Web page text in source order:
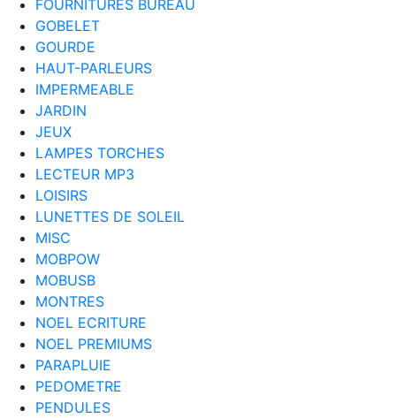
FOURNITURES BUREAU
GOBELET
GOURDE
HAUT-PARLEURS
IMPERMEABLE
JARDIN
JEUX
LAMPES TORCHES
LECTEUR MP3
LOISIRS
LUNETTES DE SOLEIL
MISC
MOBPOW
MOBUSB
MONTRES
NOEL ECRITURE
NOEL PREMIUMS
PARAPLUIE
PEDOMETRE
PENDULES